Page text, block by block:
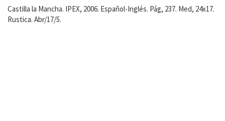
Castilla la Mancha. IPEX, 2006. Español-Inglés. Pág, 237. Med, 24x17.
Rustica. Abr/17/5.